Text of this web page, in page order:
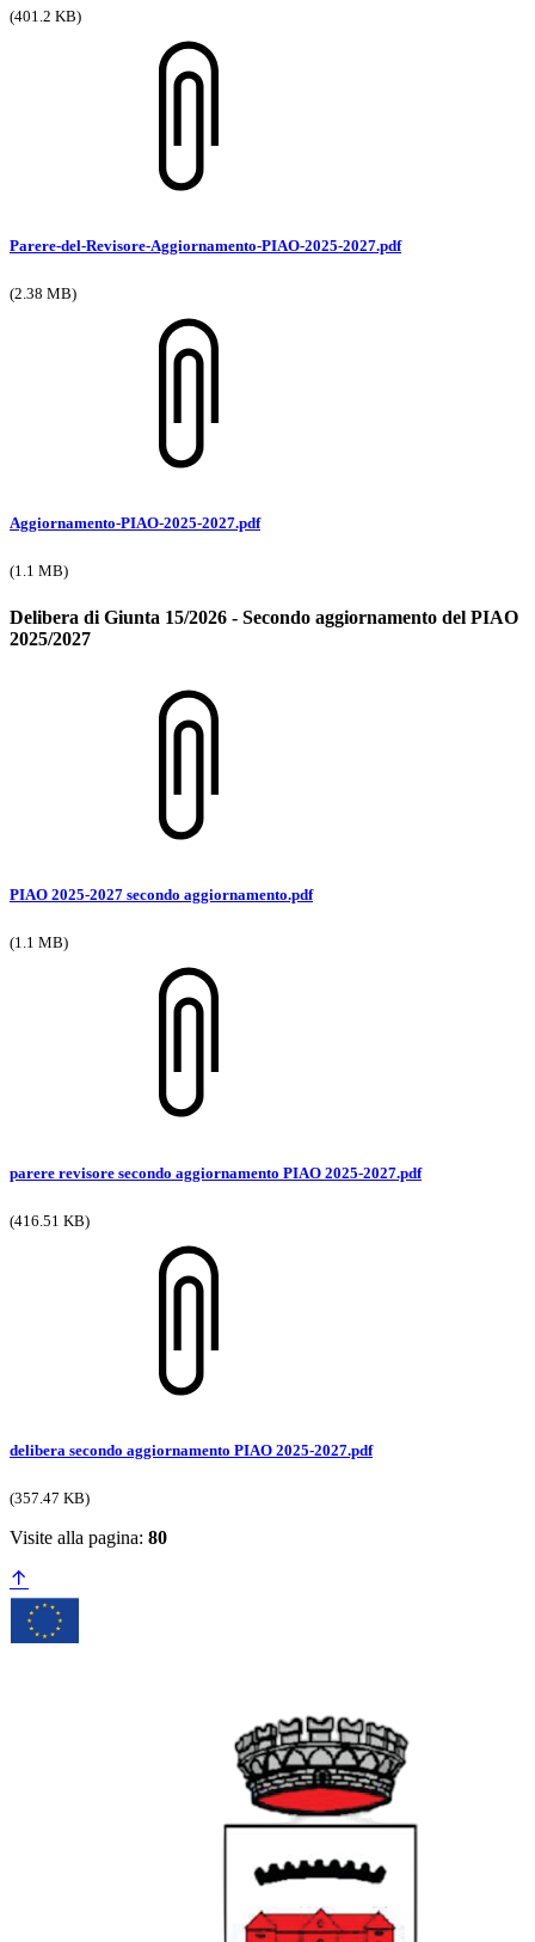
(401.2 KB)
Parere-del-Revisore-Aggiornamento-PIAO-2025-2027.pdf
(2.38 MB)
Aggiornamento-PIAO-2025-2027.pdf
(1.1 MB)
Delibera di Giunta 15/2026 - Secondo aggiornamento del PIAO
2025/2027
PIAO 2025-2027 secondo aggiornamento.pdf
(1.1 MB)
parere revisore secondo aggiornamento PIAO 2025-2027.pdf
(416.51 KB)
delibera secondo aggiornamento PIAO 2025-2027.pdf
(357.47 KB)
Visite alla pagina: 80